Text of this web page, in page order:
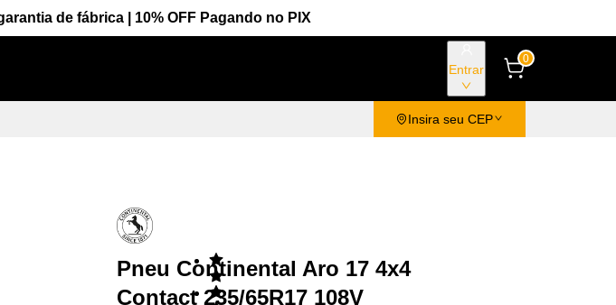
de fábrica | 10% OFF Pagando no PIX
Entrar
0
Insira seu CEP
Pneu Continental Aro 17 4x4
Contact 235/65R17 108V